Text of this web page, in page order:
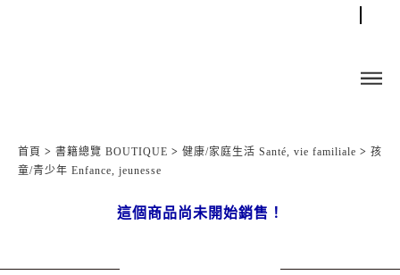
首頁 > 書籍總覽 BOUTIQUE > 健康/家庭生活 Santé, vie familiale > 孩
童/青少年 Enfance, jeunesse
這個商品尚未開始銷售！